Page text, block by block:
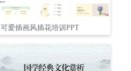
可爱插画风插花培训PPT